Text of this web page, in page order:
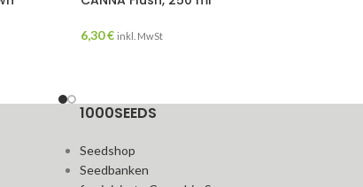
6,30€ inkl. MwSt
1000SEEDS
Seedshop
Seedbanken